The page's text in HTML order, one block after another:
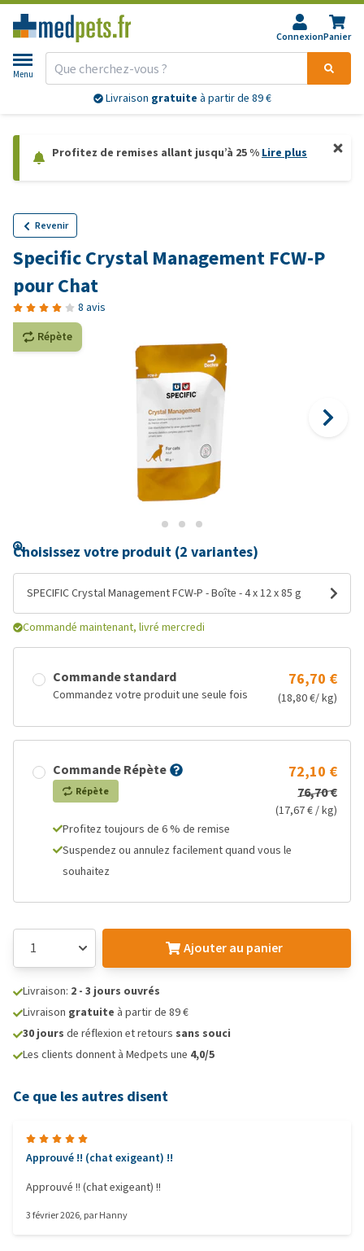
ConnexionPanier
Menu
Livraison gratuite à partir de 89 €
Profitez de remises allant jusqu’à 25 % Lire plus
Revenir
Specific Crystal Management FCW-P
pour Chat
8 avis
Répète
Choisissez votre produit (2 variantes)
SPECIFIC Crystal Management FCW-P - Boîte - 4 x 12 x 85 g
Commandé maintenant, livré mercredi
Commande standard
Commandez votre produit une seule fois
76,70 €
(18,80 €/ kg)
Commande Répète
Répète
72,10 €
76,70 €
(17,67 € / kg)
Profitez toujours de 6 % de remise
Suspendez ou annulez facilement quand vous le
souhaitez
Ajouter au panier
Livraison: 2 - 3 jours ouvrés
Livraison gratuite à partir de 89 €
30 jours de réflexion et retours sans souci
Les clients donnent à Medpets une 4,0/5
Ce que les autres disent
Approuvé !! (chat exigeant) !!
Approuvé !! (chat exigeant) !!
3 février 2026, parHanny